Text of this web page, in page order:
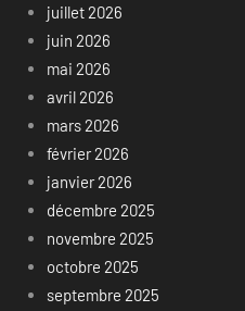
juillet 2026
juin 2026
mai 2026
avril 2026
mars 2026
février 2026
janvier 2026
décembre 2025
novembre 2025
octobre 2025
septembre 2025